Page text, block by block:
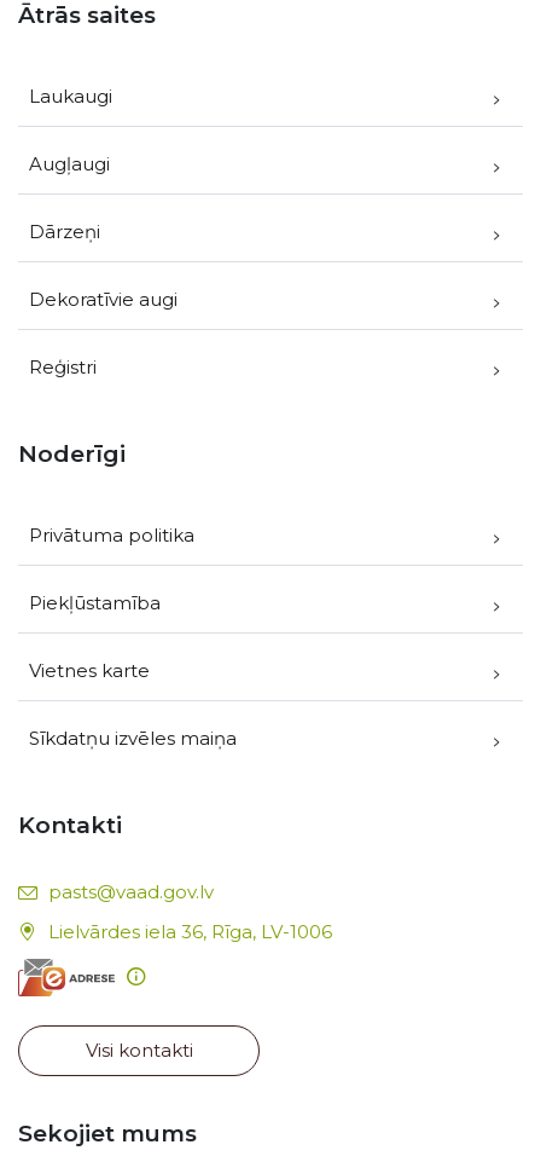
Ātrās saites
Laukaugi
Augļaugi
Dārzeņi
Dekoratīvie augi
Reģistri
Noderīgi
Privātuma politika
Piekļūstamība
Vietnes karte
Sīkdatņu izvēles maiņa
Kontakti
E-pasts:
pasts@vaad.gov.lv
Lielvārdes iela 36, Rīga, LV-1006
Visi kontakti
Sekojiet mums